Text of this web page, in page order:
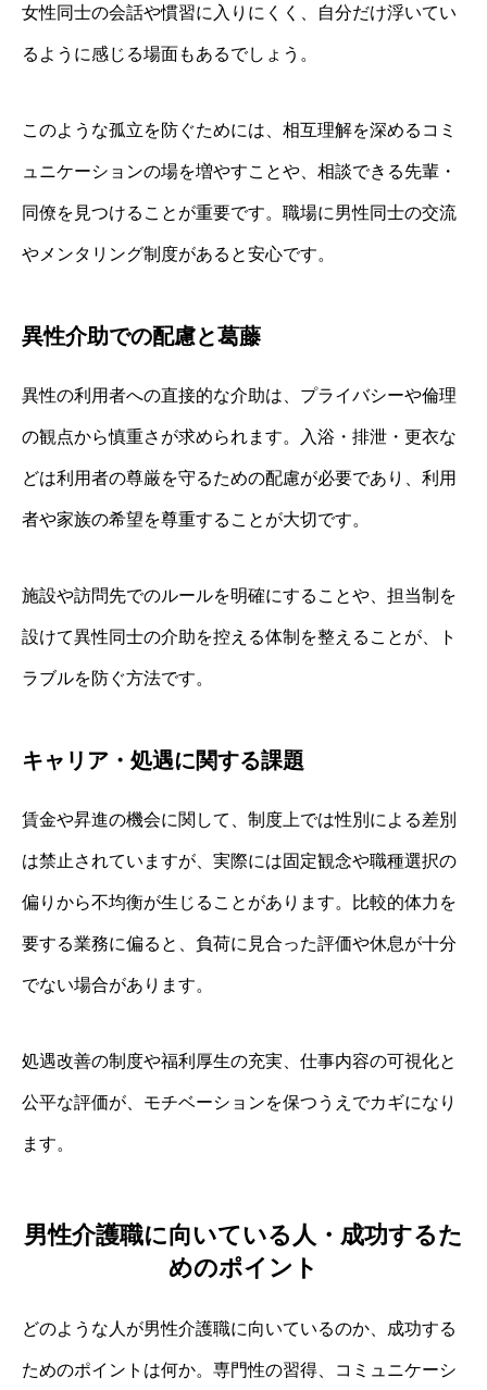
女性同士の会話や慣習に入りにくく、自分だけ浮いてい
るように感じる場面もあるでしょう。
このような孤立を防ぐためには、相互理解を深めるコミ
ュニケーションの場を増やすことや、相談できる先輩・
同僚を見つけることが重要です。職場に男性同士の交流
やメンタリング制度があると安心です。
異性介助での配慮と葛藤
異性の利用者への直接的な介助は、プライバシーや倫理
の観点から慎重さが求められます。入浴・排泄・更衣な
どは利用者の尊厳を守るための配慮が必要であり、利用
者や家族の希望を尊重することが大切です。
施設や訪問先でのルールを明確にすることや、担当制を
設けて異性同士の介助を控える体制を整えることが、ト
ラブルを防ぐ方法です。
キャリア・処遇に関する課題
賃金や昇進の機会に関して、制度上では性別による差別
は禁止されていますが、実際には固定観念や職種選択の
偏りから不均衡が生じることがあります。比較的体力を
要する業務に偏ると、負荷に見合った評価や休息が十分
でない場合があります。
処遇改善の制度や福利厚生の充実、仕事内容の可視化と
公平な評価が、モチベーションを保つうえでカギになり
ます。
男性介護職に向いている人・成功するた
めのポイント
どのような人が男性介護職に向いているのか、成功する
ためのポイントは何か。専門性の習得、コミュニケーシ